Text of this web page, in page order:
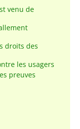
venu de
droits des
les usagers
preuves